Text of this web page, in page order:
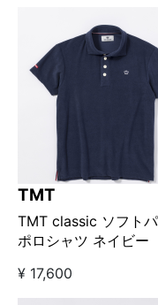
TMT
TMT classic ソフト
ポロシャツ ネイビー
¥ 17,600